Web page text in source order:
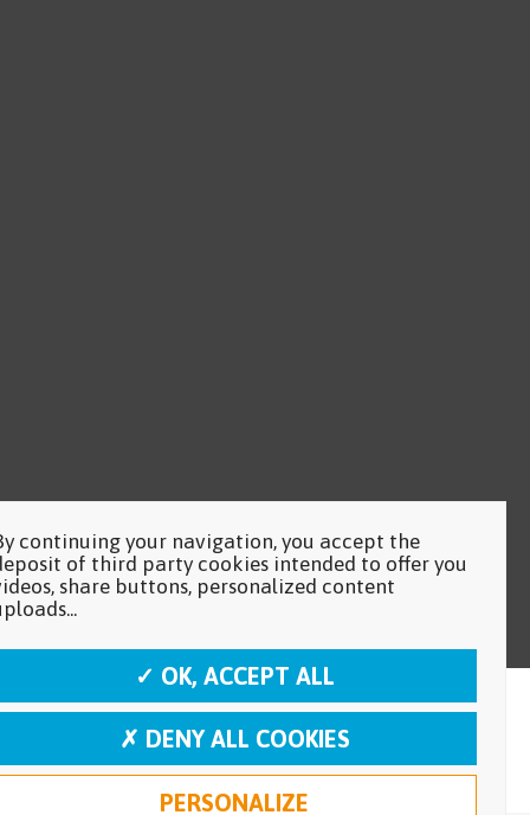
continuing your navigation, you accept the
of third party cookies intended to offer you
share buttons, personalized content
✓ OK, ACCEPT ALL
✗ DENY ALL COOKIES
PERSONALIZE